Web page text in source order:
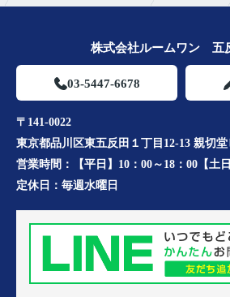
株式会社ルームワン 五
03-5447-6678
〒141-0022
東京都品川区東五反田１丁目12-13 親切
営業時間：
【平日】10：00～18：00【土
定休日： 毎週水曜日